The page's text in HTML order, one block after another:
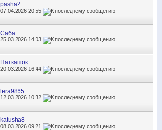
pasha2
07.04.202620:55
Саба
25.03.2026 14:03
Наткашок
20.03.2026 16:44
lera9865
12.03.2026 10:32
katusha8
08.03.202609:21